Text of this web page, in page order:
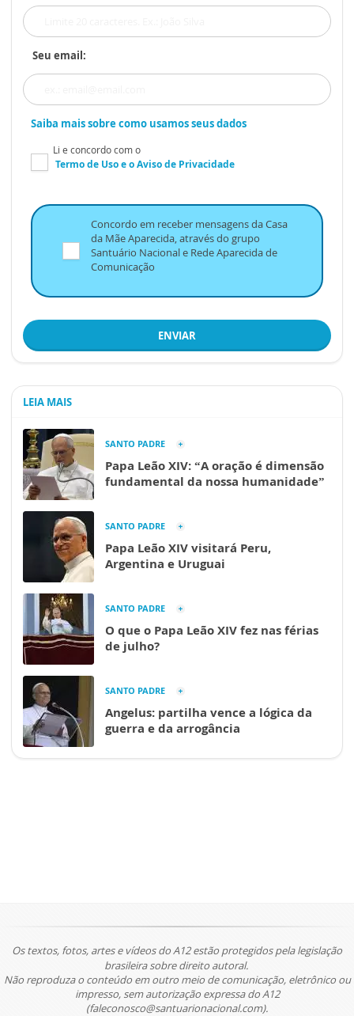
Seu email:
Saiba mais sobre como usamos seus dados
Li e concordo com o
Termo de Usoe oAviso de Privacidade
Concordo em receber mensagens da Casa
da Mãe Aparecida, através do grupo
Santuário Nacional e Rede Aparecida de
Comunicação
ENVIAR
LEIA MAIS
SANTO PADRE
Papa Leão XIV: “A oração é dimensão
fundamental da nossa humanidade”
SANTO PADRE
Papa Leão XIV visitará Peru,
Argentina e Uruguai
SANTO PADRE
O que o Papa Leão XIV fez nas férias
de julho?
SANTO PADRE
Angelus: partilha vence a lógica da
guerra e da arrogância
Os textos, fotos, artes e vídeos do A12 estão protegidos pela legislação
brasileira sobre direito autoral.
Não reproduza o conteúdo em outro meio de comunicação, eletrônico ou
impresso, sem autorização expressa do A12
(faleconosco@santuarionacional.com).